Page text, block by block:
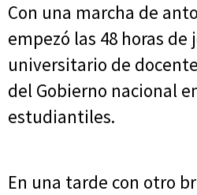
Con una marcha de
empezó las 48 horas
universitario de
del Gobierno nacional
estudiantiles.
En una tarde con otro